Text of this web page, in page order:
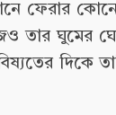
ফেরার
তার ঘুমের
দিকে